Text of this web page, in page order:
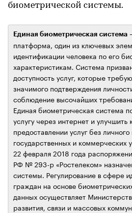
биометрической системы.
Единая биометрическая система
платформа, один из ключевых
идентификации человека по его
характеристикам. Система
доступность услуг, которые
значимого подтверждения
соблюдение высочайших
Единая биометрическая система
услугу через интернет и
предоставлении услуг без
государственных и коммерческих
22 февраля 2018 года
РФ № 293-р «Ростелеком»
системы. Регулирование в сфере
граждан на основе
данных осуществляет
развития, связи и массовых